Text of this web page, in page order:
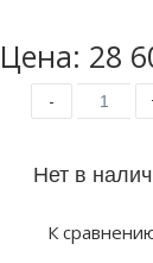
Цена: 28
-
К